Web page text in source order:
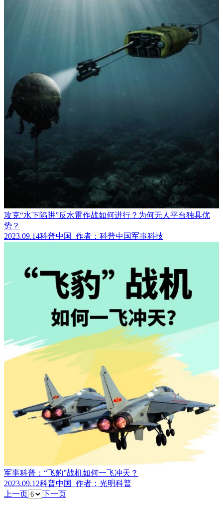
攻克“水下陷阱”反水雷作战如何进行？为何无人平台独具优
势？
2023.09.14科普中国 作者：科普中国军事科技
军事科普：“飞豹”战机如何一飞冲天？
2023.09.12科普中国 作者：光明科普
上一页
下一页